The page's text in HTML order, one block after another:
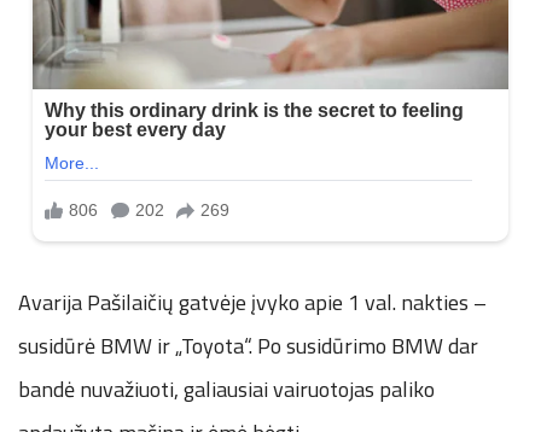
Avarija Pašilaičių gatvėje įvyko apie 1 val. nakties –
susidūrė BMW ir „Toyota“. Po susidūrimo BMW dar
bandė nuvažiuoti, galiausiai vairuotojas paliko